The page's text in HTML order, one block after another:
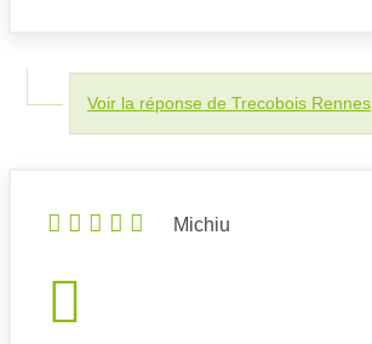
Voir la réponse de Trecobois Rennes
Michiu